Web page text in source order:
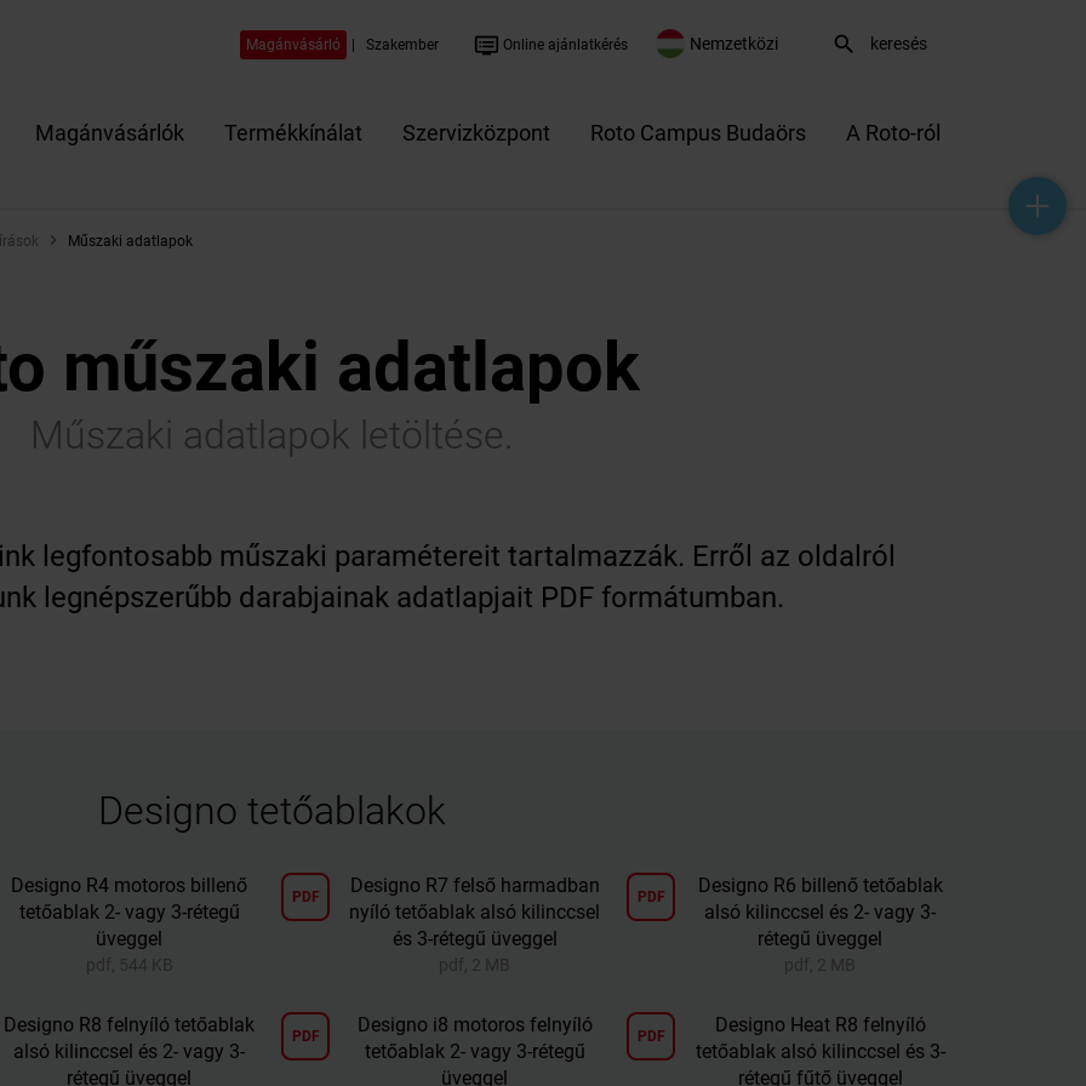
Magánvásárló Szakember dvr Online ajánlatkérés Nemzetközi search
Magánvásárlók Termékkínálat Szervizközpont Roto Campus Budaörs A Roto-ról
help_outline
headset_mic
mail_outline
Műszaki adatlapok
műszaki adatlapok
Műszaki adatlapok letöltése.
legfontosabb műszaki paramétereit tartalmazzák. Erről az oldalról
legnépszerűbb darabjainak adatlapjait PDF formátumban.
Designo tetőablakok
Designo R4 motoros billenő
tetőablak 2- vagy 3-rétegű
üveggel
pdf, 544 KB
PDF
Designo R7 felső harmadban
nyíló tetőablak alsó kilinccsel
és 3-rétegű üveggel
pdf, 2 MB
PDF
Designo R6 billenő tetőablak
alsó kilinccsel és 2- vagy 3-
rétegű üveggel
pdf, 2 MB
Designo R8 felnyíló tetőablak
alsó kilinccsel és 2- vagy 3-
rétegű üveggel
PDF
Designo i8 motoros felnyíló
tetőablak 2- vagy 3-rétegű
üveggel
PDF
Designo Heat R8 felnyíló
tetőablak alsó kilinccsel és 3-
rétegű fűtő üveggel